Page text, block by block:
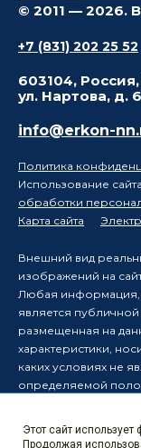
© 2011 — 2026.
+7 (831) 202 25 52
603104,
ул. Нартова, д.
info@erkon-
Политика
Использование
обработки
Карта сайта
Внешний вид
изображений на
Любая информация,
является
размещенная на
характеристики,
каких условиях не
определяемой
Производитель
порядке вносить
Этот сайт
Продолжая